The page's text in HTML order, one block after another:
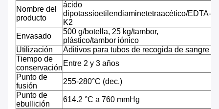
Nombre del
producto
ácido
dipotassioetilendiaminetetraacético/EDTA-
K2
Envasado
500 g/botella, 25 kg/tambor,
plástico/tambor iónico
Utilización
Aditivos para tubos de recogida de sangre
Tiempo de
conservación
Entre 2 y 3 años
Punto de
fusión
255-280°C (dec.)
Punto de
ebullición
614.2 °C a 760 mmHg